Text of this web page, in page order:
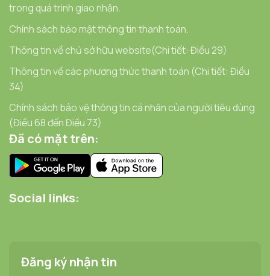
trong quá trình giao nhận.
Chính sách bảo mật thông tin thanh toán.
Thông tin về chủ sở hữu website(Chi tiết: Điều 29)
Thông tin về các phương thức thanh toán (Chi tiết: Điều
34)
Chính sách bảo vệ thông tin cá nhân của người tiêu dùng
(Điều 68 đến Điều 73)
Đã có mặt trên:
Social links:
Đăng ký nhận tin